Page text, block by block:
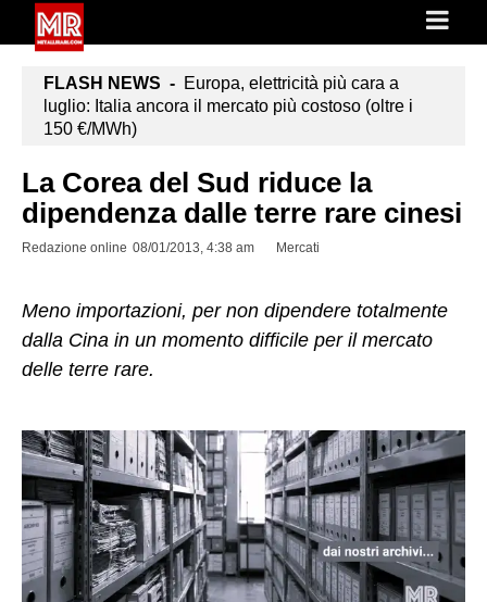
FLASH NEWS - Europa, elettricità più cara a
luglio: Italia ancora il mercato più costoso (oltre i
150 €/MWh)
La Corea del Sud riduce la
dipendenza dalle terre rare cinesi
Redazione online 08/01/2013, 4:38 am Mercati
Meno importazioni, per non dipendere totalmente
dalla Cina in un momento difficile per il mercato
delle terre rare.